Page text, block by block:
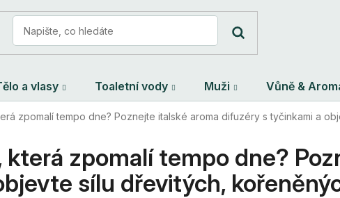
a vlasy Toaletní vody Muži Vůně &
zpomalí tempo dne? Poznejte italské aroma difuzéry s tyčinkami a
která zpomalí tempo dne?
sílu dřevitých,